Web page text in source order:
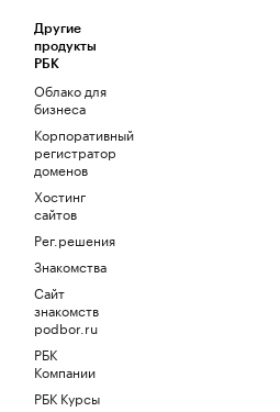
Другие
продукты
РБК
Облако для
бизнеса
Корпоративный
регистратор
доменов
Хостинг
сайтов
Рег.решения
Знакомства
Сайт
знакомств
podbor.ru
РБК
Компании
РБК Курсы